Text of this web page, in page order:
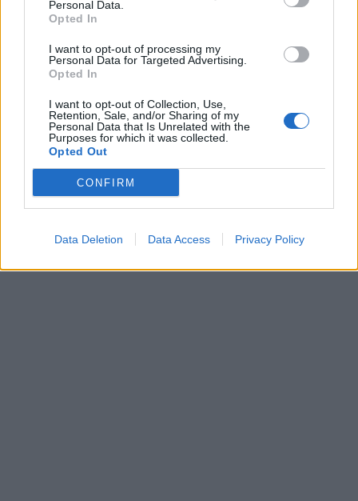
Personal Data.
Opted In
I want to opt-out of processing my
Personal Data for Targeted Advertising.
Opted In
I want to opt-out of Collection, Use,
Retention, Sale, and/or Sharing of my
Personal Data that Is Unrelated with the
Purposes for which it was collected.
Opted Out
CONFIRM
Data Deletion Data Access Privacy Policy
Proteiinijäätelö persikka-passio
Energia
149 kcal
Rasva
Hiilih.
Proteiini
Proteiinijuoma vaniljainen
Profeel
Energia
69 kcal
1,0 g
7,0 g
8,0 g